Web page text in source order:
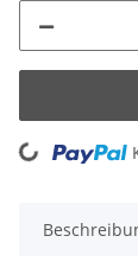
Loading...